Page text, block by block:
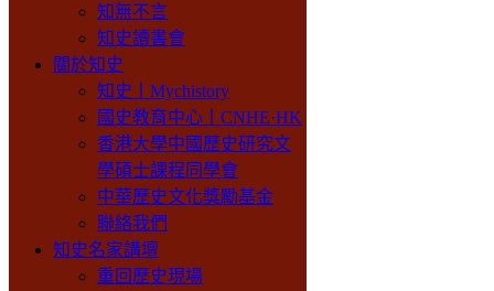
知無不言
知史讀書會
關於知史
知史丨Mychistory
國史教育中心丨CNHE·HK
香港大學中國歷史研究文
學碩士課程同學會
中華歷史文化獎勵基金
聯絡我們
知史名家講壇
重回歷史現場